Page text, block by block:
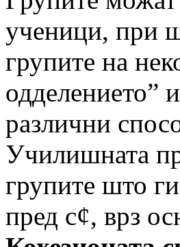
ученици, при
групите на
одделението”
различни
Училишната
групите што
пред с¢, врз